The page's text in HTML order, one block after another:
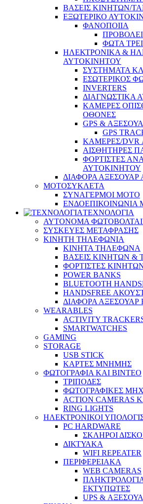
ΒΑΣΕΙΣ ΚΙΝΗΤΩΝ/
ΕΞΩΤΕΡΙΚΟ
ΦΑΝΟΠΟΙΙΑ
ΦΩΤΑ
ΗΛΕΚΤΡΟΝΙΚΑ &
ΑΥΤΟΚΙΝΗΤΟΥ
ΣΥΣΤΗΜΑΤΑ
ΕΣΩΤΕΡΙΚΟΣ
INVERTERS
ΔΙΑΓΝΩΣΤΙΚΑ
ΚΑΜΕΡΕΣ
ΟΘΟΝΕΣ
GPS &
GPS
ΚΑΜΕΡΕΣ/
ΑΙΣΘΗΤΗΡΕΣ
ΦΟΡΤΙΣΤΕΣ
ΑΥΤΟΚΙΝΗΤΟΥ
ΔΙΑΦΟΡΑ
ΜΟΤΟΣΥΚΛΕΤΑ
ΣΥΝΑΓΕΡΜΟΙ ΜΟΤΟ
ΤΕΧΝΟΛΟΓΙΑ
ΑΥΤΟΝΟΜΑ
ΣΥΣΚΕΥΕΣ ΜΕΤΑΦΡΑΣΗΣ
ΚΙΝΗΤΗ ΤΗΛΕΦΩΝΙΑ
ΚΙΝΗΤΑ ΤΗΛΕΦΩΝΑ
ΒΑΣΕΙΣ ΚΙΝΗΤΩΝ &
ΦΟΡΤΙΣΤΕΣ
POWER BANKS
BLUETOOTH
HANDSFREE
ΔΙΑΦΟΡΑ ΑΞΕΣΟΥΑΡ
WEARABLES
ACTIVITY
SMARTWATCHES
GAMING
STORAGE
USB STICK
ΚΑΡΤΕΣ ΜΝΗΜΗΣ
ΦΩΤΟΓΡΑΦΙΑ ΚΑΙ ΒΙΝΤΕΟ
ΤΡΙΠΟΔΕΣ
ΦΩΤΟΓΡΑΦΙΚΕΣ
ACTION CAMERAS
RING LIGHTS
ΗΛΕΚΤΡΟΝΙΚΟΙ
PC HARDWARE
ΣΚΛΗΡΟΙ
ΔΙΚΤΥΑΚΑ
WIFI REPEATER
ΠΕΡΙΦΕΡΕΙΑΚΑ
WEB CAMERAS
ΕΚΤΥΠΩΤΕΣ
UPS &